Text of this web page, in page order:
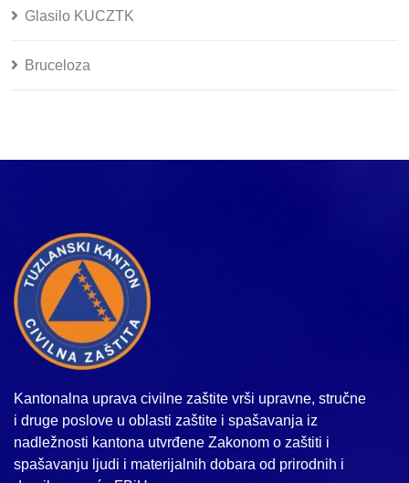
Glasilo KUCZTK
Bruceloza
Kantonalna uprava civilne zaštite vrši upravne, stručne
i druge poslove u oblasti zaštite i spašavanja iz
nadležnosti kantona utvrđene Zakonom o zaštiti i
spašavanju ljudi i materijalnih dobara od prirodnih i